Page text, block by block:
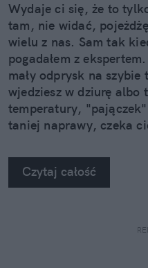
Wydaje ci się, że to
tam, nie widać,
wielu z nas. Sam tak
pogadałem z
mały odprysk na
wjedziesz w dziurę albo
temperatury,
taniej naprawy, czeka
na własne oczy
sobie z takimi
Czytaj całość